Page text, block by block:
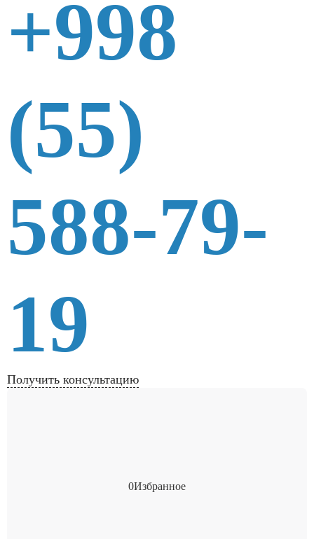
+998
(55)
588-79-
19
Получить консультацию
0Избранное